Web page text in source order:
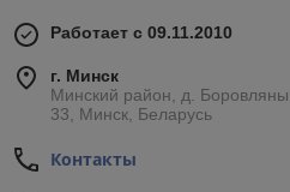
Работает с 09.11.2010
г. Минск
Минский район, д.
33, Минск, Беларусь
Контакты